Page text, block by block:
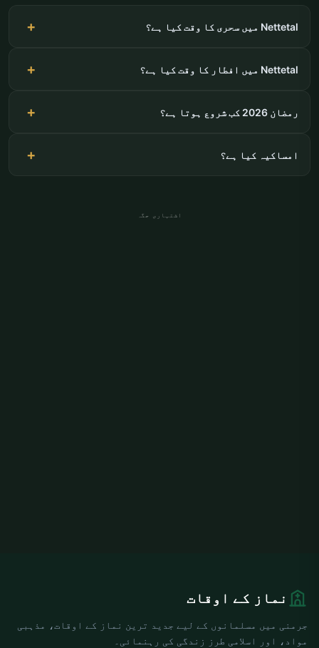
Nettetal میں سحری کا وقت کیا ہے؟
Nettetal میں افطار کا وقت کیا ہے؟
رمضان 2026 کب شروع ہوتا ہے؟
امساکیہ کیا ہے؟
اشتہاری جگہ
نماز کے اوقات
جرمنی میں مسلمانوں کے لیے جدید ترین نماز کے اوقات، مذہبی
مواد، اور اسلامی طرز زندگی کی رہنمائی۔